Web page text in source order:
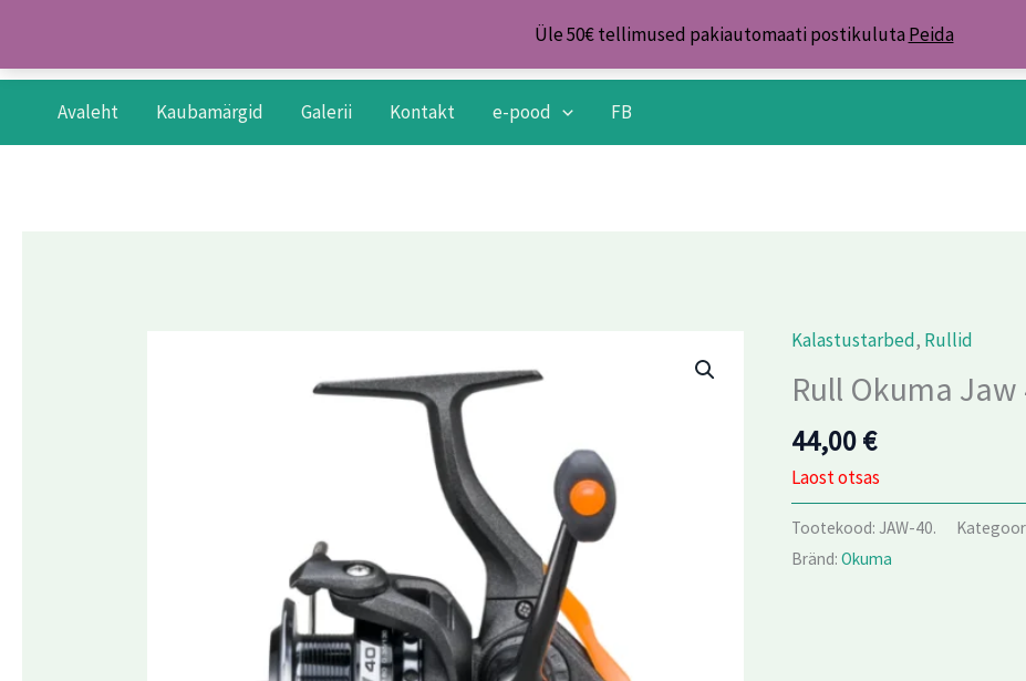
Üle 50€ tellimused pakiautomaati postikuluta Peida
content
Avaleht
Kaubamärgid Galerii Kontakt e-pood FB
Kalastustarbed, Rullid
Rull Okuma Jaw
44,00€
Laost otsas
Tootekood:JAW-40.
Bränd:Okuma